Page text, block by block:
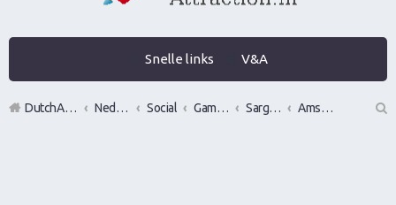
Snelle links V&A
DutchAttraction.nl Nederlands grootste Dutch Attraction, Lifestyle, Vrouwen versieren en Pick-Up (PUA) Forum Social Gamen en vrouwen versieren in de praktijk (Infield) Sargen in of vrouwen versieren op locatie in?
Amsterdam